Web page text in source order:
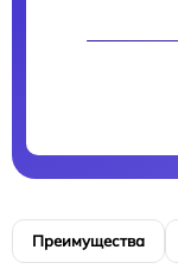
Преимущества